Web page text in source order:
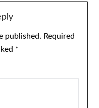
published. Required
*